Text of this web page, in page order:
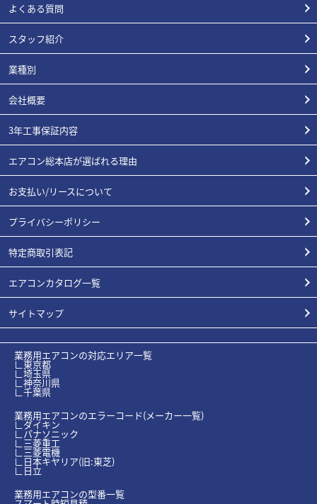
よくある質問
スタッフ紹介
業種別
会社概要
3年工事保証内容
エアコン総本店が選ばれる理由
お支払い/リースについて
プライバシーポリシー
特定商取引表記
エアコンカタログ一覧
サイトマップ
業務用エアコンの対応エリア一覧
∟東京都
∟埼玉県
∟神奈川県
∟千葉県
業務用エアコンのエラーコード(メーカー一覧)
∟ダイキン
∟パナソニック
∟三菱重工
∟三菱電機
∟日本キヤリア(旧:東芝)
∟日立
業務用エアコンの型番一覧